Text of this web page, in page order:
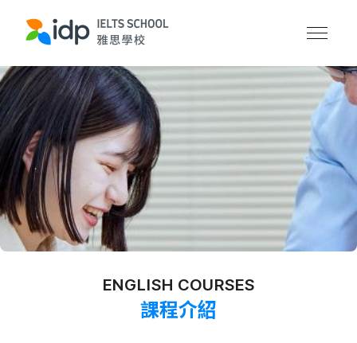
ENGLISH COURSES
課程介紹